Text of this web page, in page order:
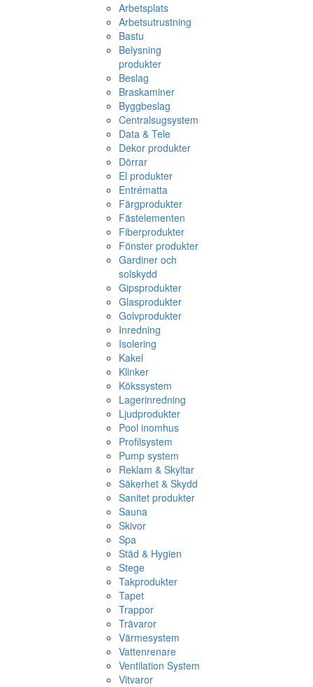
Arbetsplats
Arbetsutrustning
Bastu
Belysning
produkter
Beslag
Braskaminer
Byggbeslag
Centralsugsystem
Data & Tele
Dekor produkter
Dörrar
El produkter
Entrématta
Färgprodukter
Fästelementen
Fiberprodukter
Fönster produkter
Gardiner och
solskydd
Gipsprodukter
Glasprodukter
Golvprodukter
Inredning
Isolering
Kakel
Klinker
Kökssystem
Lagerinredning
Ljudprodukter
Pool inomhus
Profilsystem
Pump system
Reklam & Skyltar
Säkerhet & Skydd
Sanitet produkter
Sauna
Skivor
Spa
Städ & Hygien
Stege
Takprodukter
Tapet
Trappor
Trävaror
Värmesystem
Vattenrenare
Ventilation System
Vitvaror